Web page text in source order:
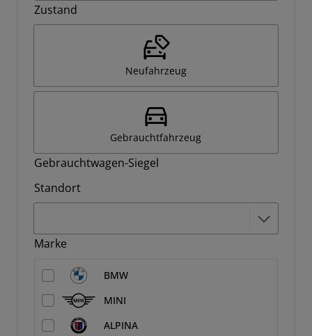
Zustand
Neufahrzeug
Gebrauchtfahrzeug
Gebrauchtwagen-Siegel
Standort
Marke
BMW
MINI
ALPINA